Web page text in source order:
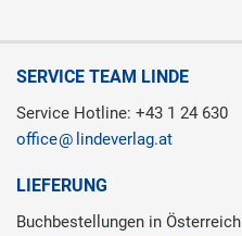
SERVICE TEAM LINDE
Service Hotline: +43 1 24 630
office
lindeverlag.at
LIEFERUNG
Buchbestellungen in Österreich